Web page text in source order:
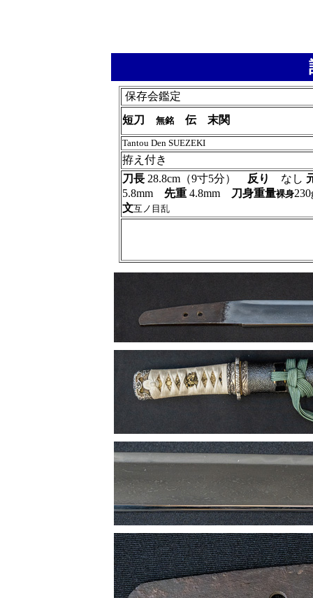
保存会鑑定
短刀 無銘 伝 末関
Tantou Den SUEZEKI
拵え付き
刀長 28.8cm（9寸5分） 反り なし
5.8mm 先重 4.8mm 刀身重量裸身
文互ノ目乱